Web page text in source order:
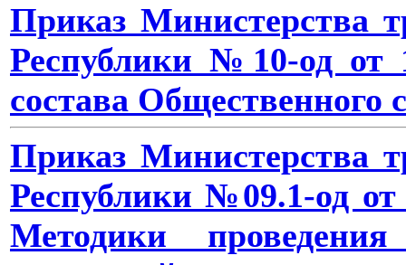
Приказ Министерства
Республики №10-од от
состава Общественного
Приказ Министерства
Республики №09.1-од от
Методики